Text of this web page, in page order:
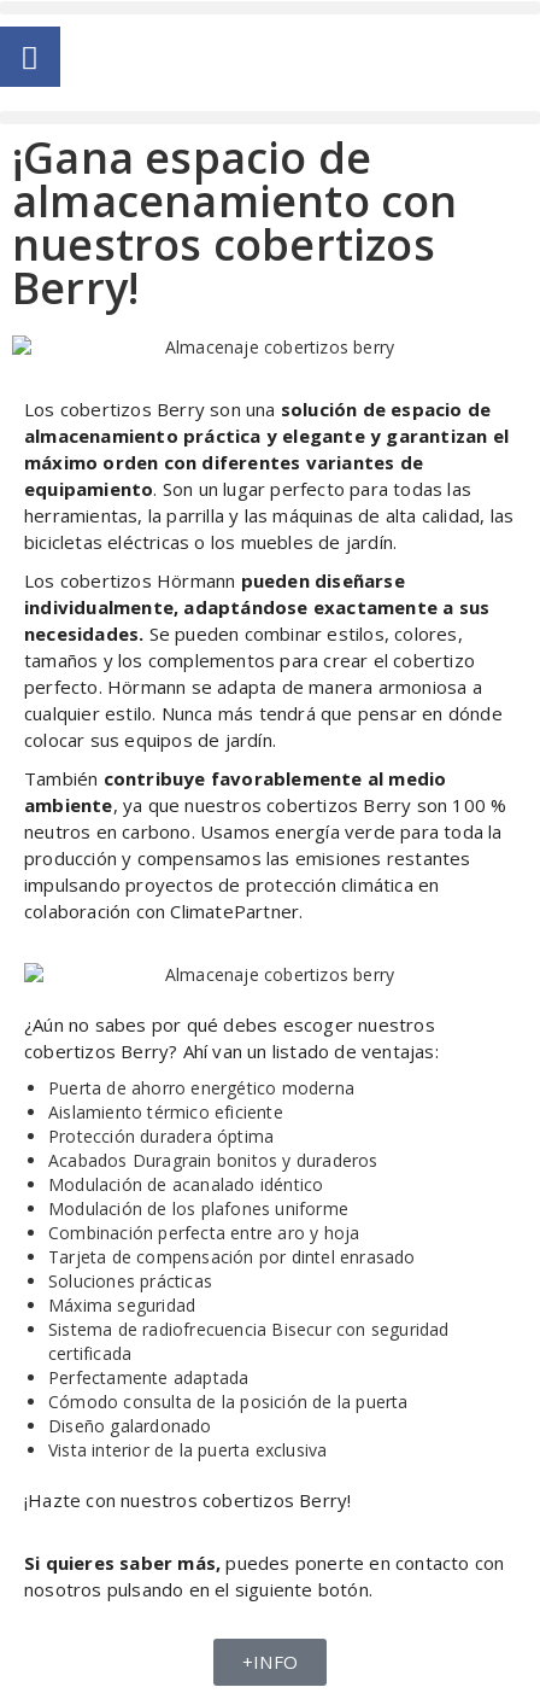
¡Gana espacio de
almacenamiento con
nuestros cobertizos
Berry!
Los cobertizos Berry son una solución de espacio de
almacenamiento práctica y elegante y garantizan el
máximo orden con diferentes variantes de
equipamiento. Son un lugar perfecto para todas las
herramientas, la parrilla y las máquinas de alta calidad, las
bicicletas eléctricas o los muebles de jardín.
Los cobertizos Hörmann pueden diseñarse
individualmente, adaptándose exactamente a sus
necesidades. Se pueden combinar estilos, colores,
tamaños y los complementos para crear el cobertizo
perfecto. Hörmann se adapta de manera armoniosa a
cualquier estilo. Nunca más tendrá que pensar en dónde
colocar sus equipos de jardín.
También contribuye favorablemente al medio
ambiente, ya que nuestros cobertizos Berry son 100 %
neutros en carbono. Usamos energía verde para toda la
producción y compensamos las emisiones restantes
impulsando proyectos de protección climática en
colaboración con ClimatePartner.
¿Aún no sabes por qué debes escoger nuestros
cobertizos Berry? Ahí van un listado de ventajas:
Puerta de ahorro energético moderna
Aislamiento térmico eficiente
Protección duradera óptima
Acabados Duragrain bonitos y duraderos
Modulación de acanalado idéntico
Modulación de los plafones uniforme
Combinación perfecta entre aro y hoja
Tarjeta de compensación por dintel enrasado
Soluciones prácticas
Máxima seguridad
Sistema de radiofrecuencia Bisecur con seguridad
certificada
Perfectamente adaptada
Cómodo consulta de la posición de la puerta
Diseño galardonado
Vista interior de la puerta exclusiva
¡Hazte con nuestros cobertizos Berry!
Si quieres saber más, puedes ponerte en contacto con
nosotros pulsando en el siguiente botón.
+INFO